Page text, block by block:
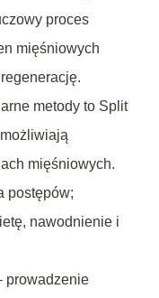
proces
mięśniowych
metody to Split
mięśniowych.
postępów;
nawodnienie i
prowadzenie